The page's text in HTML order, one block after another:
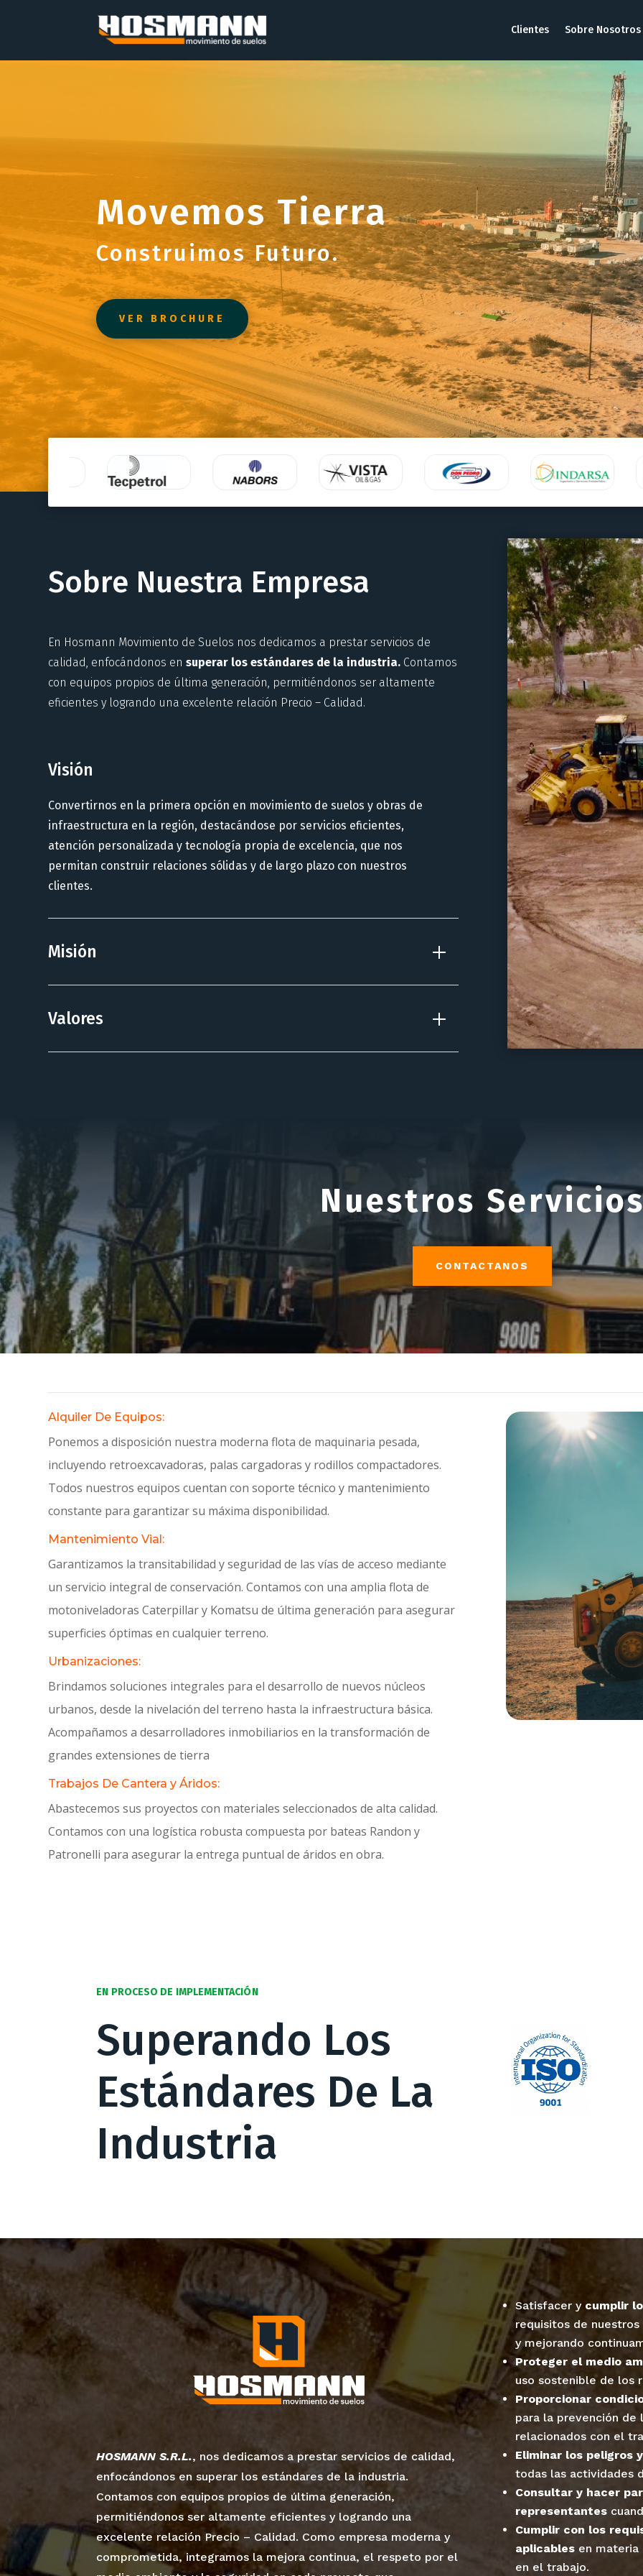
Clientes Sobre Nosotros
Movemos Tierra
Construimos Futuro.
VER BROCHURE
Sobre Nuestra Empresa
En Hosmann Movimiento de Suelos nos dedicamos a prestar servicios de
calidad, enfocándonos ensuperar los estándares de la industria. Contamos
con equipos propios de última generación, permitiéndonos ser altamente
eficientes y logrando una excelente relación Precio – Calidad.
Visión
Convertirnos en la primera opción en movimiento de suelos y obras de
infraestructura en la región, destacándose por servicios eficientes,
atención personalizada y tecnología propia de excelencia, que nos
permitan construir relaciones sólidas y de largo plazo con nuestros
clientes.
Misión
Valores
Nuestros
CONTACTANOS
Alquiler De Equipos:
Ponemos a disposición nuestra moderna flota de maquinaria pesada,
incluyendo retroexcavadoras, palas cargadoras y rodillos compactadores.
Todos nuestros equipos cuentan con soporte técnico y mantenimiento
constante para garantizar su máxima disponibilidad.
Mantenimiento Vial:
Garantizamos la transitabilidad y seguridad de las vías de acceso mediante
un servicio integral de conservación.Contamos con una amplia flota de
motoniveladoras Caterpillar y Komatsu de última generación para asegurar
superficies óptimas en cualquier terreno.
Urbanizaciones:
Brindamos soluciones integrales para el desarrollo de nuevos núcleos
urbanos, desde la nivelación del terreno hasta la infraestructura básica.
Acompañamos a desarrolladores inmobiliarios en la transformación de
grandes extensiones de tierra
Trabajos De Cantera y Áridos:
Abastecemos sus proyectos con materiales seleccionados de alta calidad.
Contamos con una logística robusta compuesta por bateas Randon y
Patronelli para asegurar la entrega puntual de áridos en obra.
EN PROCESO DE IMPLEMENTACIÓN
Superando Los
Estándares De La
Industria
HOSMANN S.R.L., nos dedicamos a prestar servicios de calidad,
enfocándonos en superar los estándares de la industria.
Contamos con equipos propios de última generación,
permitiéndonos ser altamente eficientes y logrando una
excelente relación Precio – Calidad. Como empresa moderna y
comprometida, integramos la mejora continua, el respeto por el
Satisfacer y cumplir
requisitos de
y mejorando
Proteger el medio
uso sostenible de los
Proporcionar
para la prevención de
relacionados con el
Eliminar los peligros
todas las actividades
Consultar y hacer
representantes
Cumplir con los
aplicables en materia
en el trabajo.